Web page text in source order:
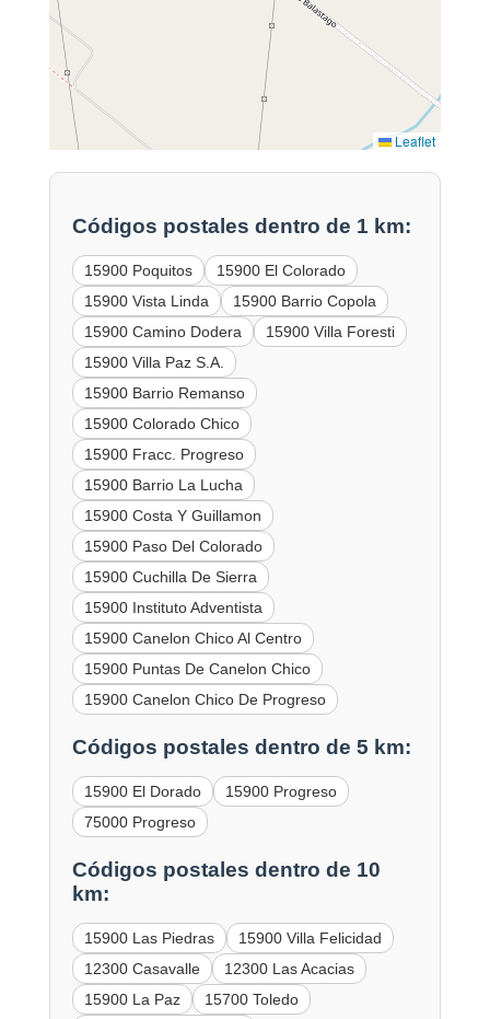
Leaflet
Códigos postales dentro de 1 km:
15900 Poquitos
15900 El Colorado
15900 Vista Linda
15900 Barrio Copola
15900 Camino Dodera
15900 Villa Foresti
15900 Villa Paz S.A.
15900 Barrio Remanso
15900 Colorado Chico
15900 Fracc. Progreso
15900 Barrio La Lucha
15900 Costa Y Guillamon
15900 Paso Del Colorado
15900 Cuchilla De Sierra
15900 Instituto Adventista
15900 Canelon Chico Al Centro
15900 Puntas De Canelon Chico
15900 Canelon Chico De Progreso
Códigos postales dentro de 5 km:
15900 El Dorado
15900 Progreso
75000 Progreso
Códigos postales dentro de 10
km:
15900 Las Piedras
15900 Villa Felicidad
12300 Casavalle
12300 Las Acacias
15900 La Paz
15700 Toledo